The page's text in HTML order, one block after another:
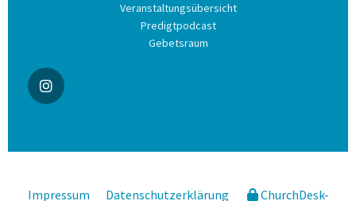
Veranstaltungsübersicht
Predigtpodcast
Gebetsraum
Impressum Datenschutzerklärung ChurchDesk-